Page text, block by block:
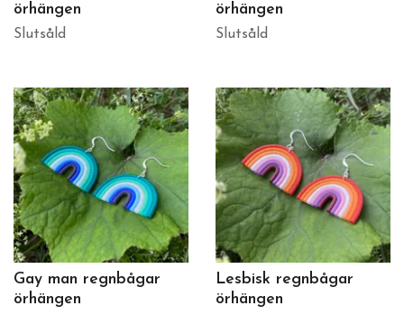
örhängen
Slutsåld
örhängen
Slutsåld
Gay man regnbågar
örhängen
Lesbisk regnbågar
örhängen